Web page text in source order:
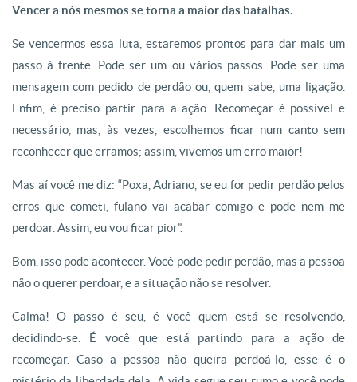
Vencer a nós mesmos se torna a maior das batalhas.
Se vencermos essa luta, estaremos prontos para dar mais um
passo à frente. Pode ser um ou vários passos. Pode ser uma
mensagem com pedido de perdão ou, quem sabe, uma ligação.
Enfim, é preciso partir para a ação. Recomeçar é possível e
necessário, mas, às vezes, escolhemos ficar num canto sem
reconhecer que erramos; assim, vivemos um erro maior!
Mas aí você me diz: “Poxa, Adriano, se eu for pedir perdão pelos
erros que cometi, fulano vai acabar comigo e pode nem me
perdoar. Assim, eu vou ficar pior”.
Bom, isso pode acontecer. Você pode pedir perdão, mas a pessoa
não o querer perdoar, e a situação não se resolver.
Calma! O passo é seu, é você quem está se resolvendo,
decidindo-se. É você que está partindo para a ação de
recomeçar. Caso a pessoa não queira perdoá-lo, esse é o